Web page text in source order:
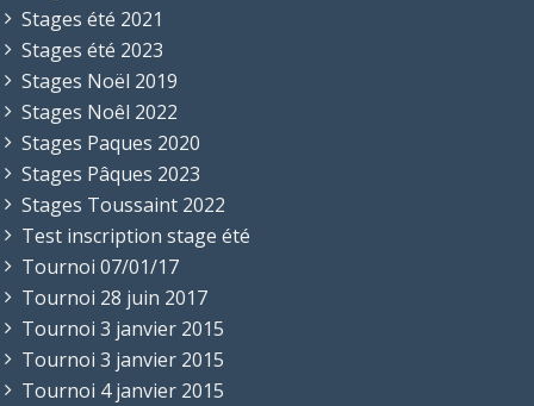
Stages été 2021
Stages été 2023
Stages Noël 2019
Stages Noêl 2022
Stages Paques 2020
Stages Pâques 2023
Stages Toussaint 2022
Test inscription stage été
Tournoi 07/01/17
Tournoi 28 juin 2017
Tournoi 3 janvier 2015
Tournoi 3 janvier 2015
Tournoi 4 janvier 2015